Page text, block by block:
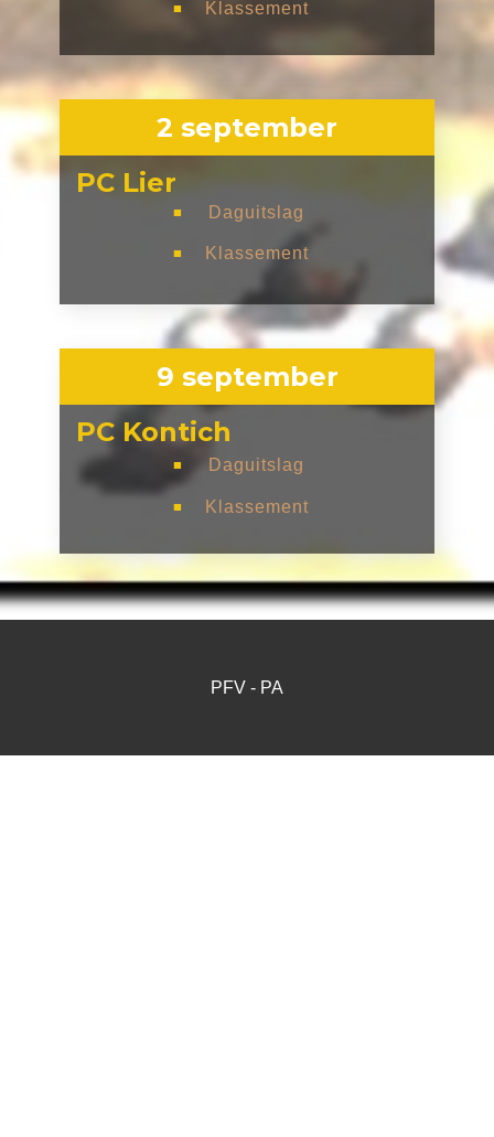
■ Klassement
2 september
PC Lier
■ Daguitslag
■ Klassement
9 september
PC Kontich
■ Daguitslag
■ Klassement
PFV - PA